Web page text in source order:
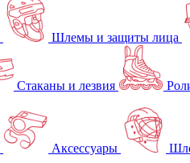
Шлемы и защиты лица
Стаканы и лезвия
Аксессуары